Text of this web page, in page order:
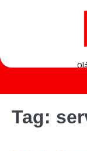
Tag: